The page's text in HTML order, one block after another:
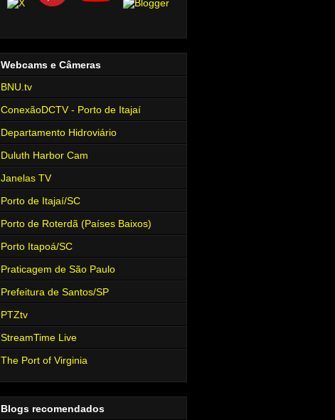
Webcams e Câmeras
BNU.tv
ConexãoDCTV - Porto de Itajaí
Departamento Hidroviário
Duluth Harbor Cam
Janelas TV
Porto de Itajaí/SC
Porto de Roterdã (Países Baixos)
Porto Itapoá/SC
Praticagem de São Paulo
Prefeitura de Santos/SP
PTZtv
StreamTime Live
The Port of Virginia
Blogs recomendados